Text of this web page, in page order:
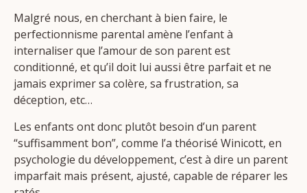
Malgré nous, en cherchant à bien faire, le
perfectionnisme parental amène l’enfant à
internaliser que l’amour de son parent est
conditionné, et qu’il doit lui aussi être parfait et ne
jamais exprimer sa colère, sa frustration, sa
déception, etc…
Les enfants ont donc plutôt besoin d’un parent
“suffisamment bon”, comme l’a théorisé Winicott, en
psychologie du développement, c’est à dire un parent
imparfait mais présent, ajusté, capable de réparer les